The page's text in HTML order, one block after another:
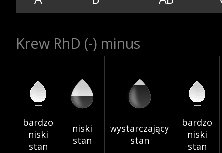
Szpitale
Krew RhD (-) minus
bardzo
niski
stan
niski
stan
wystarczający
stan
bardzo
niski
stan